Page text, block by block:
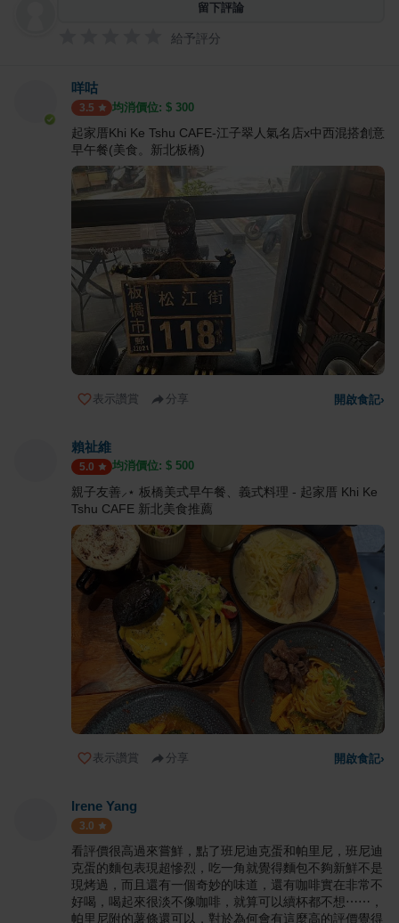
留下評論
給予評分
咩咕
3.5 均消價位: $ 300
起家厝Khi Ke Tshu CAFE-江子翠人氣名店x中西混搭創意
早午餐(美食。新北板橋)
表示讚賞 分享 開啟食記›
賴祉維
5.0 均消價位: $ 500
親子友善⸝⋆ 板橋美式早午餐、義式料理 - 起家厝 Khi Ke
Tshu CAFE 新北美食推薦
表示讚賞 分享 開啟食記›
Irene Yang
3.0
看評價很高過來嘗鮮，點了班尼迪克蛋和帕里尼，班尼迪
克蛋的麵包表現超慘烈，吃一角就覺得麵包不夠新鮮不是
現烤過，而且還有一個奇妙的味道，還有咖啡實在非常不
好喝，喝起來很淡不像咖啡，就算可以續杯都不想⋯⋯，
帕里尼附的薯條還可以，對於為何會有這麼高的評價覺得